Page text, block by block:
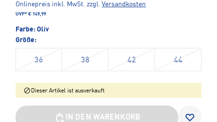
Onlinepreis inkl. MwSt. zzgl. Versandkosten
UVP* € 149,99
Farbe: Oliv
Größe:
36 38 42 44
Dieser Artikel ist ausverkauft
IN DEN WARENKORB